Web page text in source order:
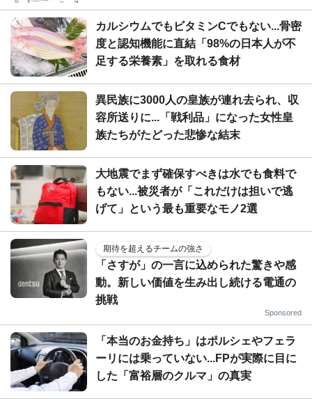
カルシウムでもビタミンCでもない...骨密
度と認知機能に直結「98%の日本人が不
足する栄養素」を取れる食材
異民族に3000人の皇族が連れ去られ、収
容所送りに...「戦利品」になった女性皇
族たちがたどった悲惨な結末
大地震でまず確保すべきは水でも食料で
もない...被災者が「これだけは担いで逃
げて」という最も重要なモノ2選
期待を超えるチームの強さ
「さすが」の一言に込められた驚きや感
動。新しい価値を生み出し続ける電通の
挑戦
Sponsored
「本当のお金持ち」はポルシェやフェラ
ーリには乗っていない...FPが実際に目に
した「富裕層のクルマ」の真実